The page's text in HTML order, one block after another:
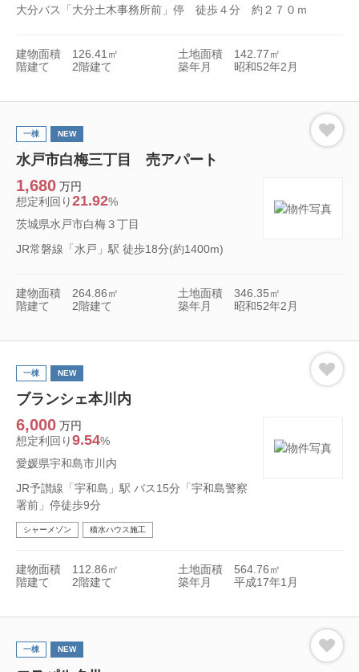
大分バス「大分土木事務所前」停 徒歩４分 約２７０ｍ
建物面積 126.41㎡ 土地面積
142.77㎡
階建て
2階建て 築年月 昭和52年2月
水戸市白梅三丁目 売アパート
一棟 NEW
1,680 万円
想定利回り21.92%
茨城県水戸市白梅３丁目
JR常磐線「水戸」駅 徒歩18分(約1400m)
建物面積 264.86㎡ 土地面積
346.35㎡
階建て
2階建て 築年月 昭和52年2月
ブランシェ本川内
一棟 NEW
6,000 万円
想定利回り9.54%
愛媛県宇和島市川内
JR予讃線「宇和島」駅 バス15分「宇和島警察
署前」停徒歩9分
シャーメゾン 積水ハウス施工
建物面積 112.86㎡ 土地面積
564.76㎡
階建て
2階建て 築年月 平成17年1月
一棟 NEW